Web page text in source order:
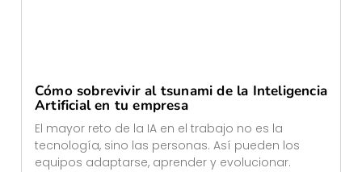
Cómo sobrevivir al tsunami de la Inteligencia
Artificial en tu empresa
El mayor reto de la IA en el trabajo no es la
tecnología, sino las personas. Así pueden los
equipos adaptarse, aprender y evolucionar.